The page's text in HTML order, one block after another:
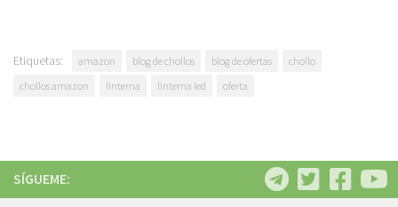
Etiquetas: amazon blog de chollos blog de ofertas
chollo
chollos amazon
linterna linterna led oferta
SÍGUEME: